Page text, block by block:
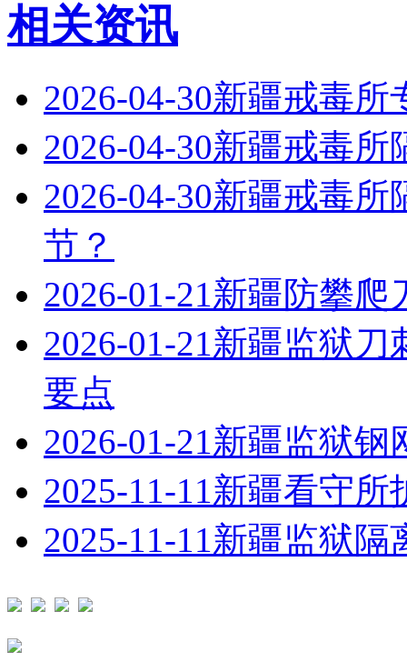
相关资讯
2026-04-30新疆戒毒所
2026-04-30新疆戒毒所
2026-04-30新疆戒毒所
节？
2026-01-21新疆防攀爬
2026-01-21新疆监狱刀
要点
2026-01-21新疆监狱钢
2025-11-11新疆看守所
2025-11-11新疆监狱隔